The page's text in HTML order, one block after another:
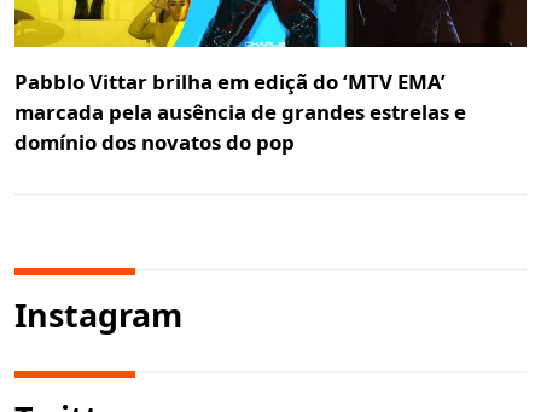
Pabblo Vittar brilha em ediçã do ‘MTV EMA’
marcada pela ausência de grandes estrelas e
domínio dos novatos do pop
Instagram